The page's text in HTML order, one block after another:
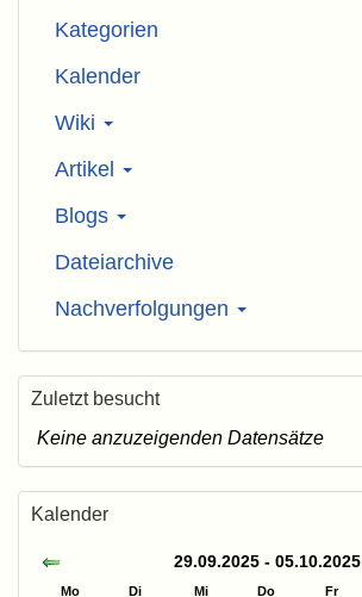
Kategorien
Kalender
Wiki
Artikel
Blogs
Dateiarchive
Nachverfolgungen
Zuletzt besucht
Keine anzuzeigenden Datensätze
Kalender
29.09.2025 - 05.10.2025
Mo Di Mi Do Fr